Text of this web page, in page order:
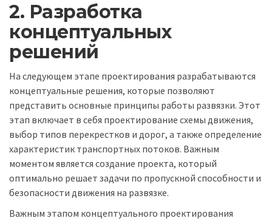
2. Разработка
концептуальных
решений
На следующем этапе проектирования разрабатываются
концептуальные решения, которые позволяют
представить основные принципы работы развязки. Этот
этап включает в себя проектирование схемы движения,
выбор типов перекрестков и дорог, а также определение
характеристик транспортных потоков. Важным
моментом является создание проекта, который
оптимально решает задачи по пропускной способности и
безопасности движения на развязке.
Важным этапом концептуального проектирования